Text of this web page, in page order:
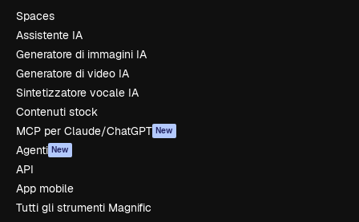
Spaces
Assistente IA
Generatore di immagini IA
Generatore di video IA
Sintetizzatore vocale IA
Contenuti stock
MCP per Claude/ChatGPT New
Agenti New
API
App mobile
Tutti gli strumenti Magnific